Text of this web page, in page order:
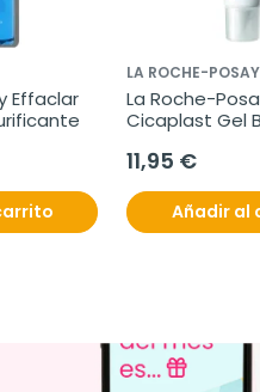
Effaclar
LA ROCHE-POSAY
La Roche-
Cicaplast Gel
11,95 €
Añadir al